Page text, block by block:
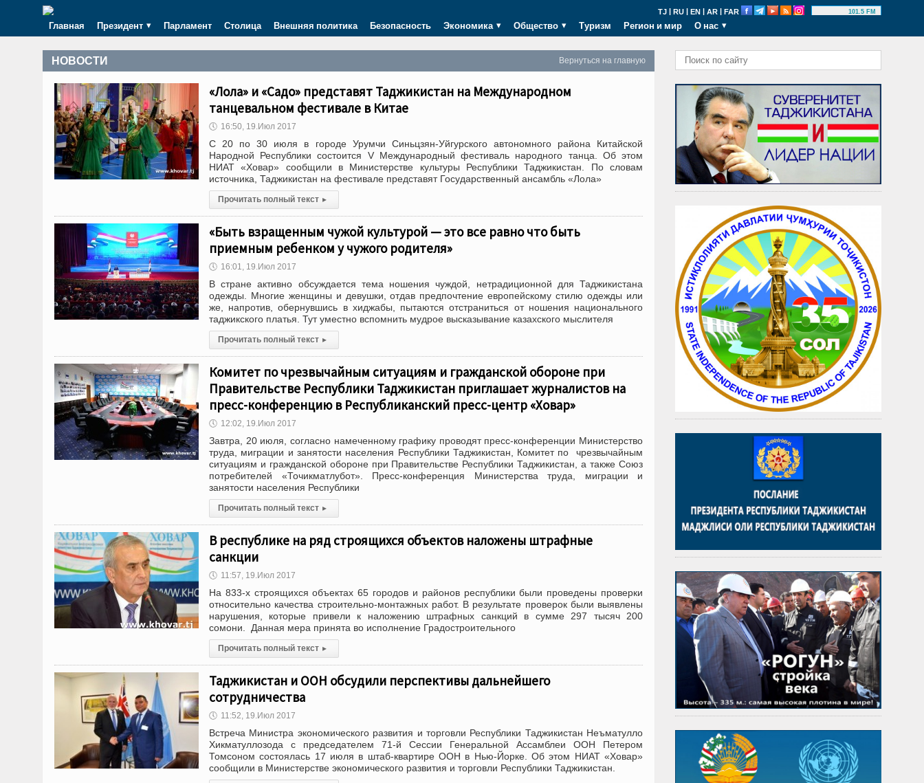
TJ | RU | EN | AR | FAR 101.5 FM
Главная Президент Парламент Столица Внешняя политика Безопасность Экономика Общество Туризм Регион и мир О нас
Вернуться на главную
НОВОСТИ
«Лола» и «Садо» представят Таджикистан на Международном
танцевальном фестивале в Китае
🕔 16:50, 19.Июл 2017
С 20 по 30 июля в городе Урумчи Синьцзян-Уйгурского автономного района Китайской
Народной Республики состоится V Международный фестиваль народного танца. Об этом
НИАТ «Ховар» сообщили в Министерстве культуры Республики Таджикистан. По словам
источника, Таджикистан на фестивале представят Государственный ансамбль «Лола»
Прочитать полный текст ▸
«Быть взращенным чужой культурой — это все равно что быть
приемным ребенком у чужого родителя»
🕔 16:01, 19.Июл 2017
В стране активно обсуждается тема ношения чуждой, нетрадиционной для Таджикистана
одежды. Многие женщины и девушки, отдав предпочтение европейскому стилю одежды или
же, напротив, обернувшись в хиджабы, пытаются отстраниться от ношения национального
таджикского платья. Тут уместно вспомнить мудрое высказывание казахского мыслителя
Прочитать полный текст ▸
Комитет по чрезвычайным ситуациям и гражданской обороне при
Правительстве Республики Таджикистан приглашает журналистов на
пресс-конференцию в Республиканский пресс-центр «Ховар»
🕔 12:02, 19.Июл 2017
Завтра, 20 июля, согласно намеченному графику проводят пресс-конференции Министерство
труда, миграции и занятости населения Республики Таджикистан, Комитет по чрезвычайным
ситуациям и гражданской обороне при Правительстве Республики Таджикистан, а также Союз
потребителей «Точикматлубот». Пресс-конференция Министерства труда, миграции и
занятости населения Республики
Прочитать полный текст ▸
В республике на ряд строящихся объектов наложены штрафные
санкции
🕔 11:57, 19.Июл 2017
На 833-х строящихся объектах 65 городов и районов республики были проведены проверки
относительно качества строительно-монтажных работ. В результате проверок были выявлены
нарушения, которые привели к наложению штрафных санкций в сумме 297 тысяч 200
сомони. Данная мера принята во исполнение Градостроительного
Прочитать полный текст ▸
Таджикистан и ООН обсудили перспективы дальнейшего
сотрудничества
🕔 11:52, 19.Июл 2017
Встреча Министра экономического развития и торговли Республики Таджикистан Неъматулло
Хикматуллозода с председателем 71-й Сессии Генеральной Ассамблеи ООН Петером
Томсоном состоялась 17 июля в штаб-квартире ООН в Нью-Йорке. Об этом НИАТ «Ховар»
сообщили в Министерстве экономического развития и торговли Республики Таджикистан.